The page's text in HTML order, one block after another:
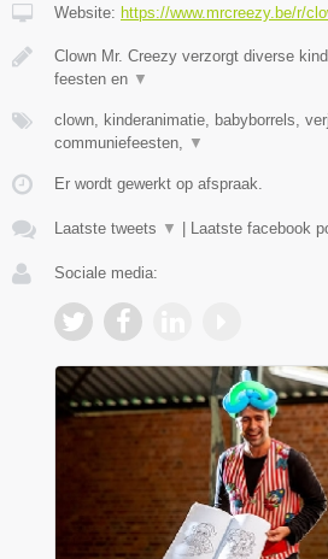
Website: https://www.mrcreezy.be/r/
Clown Mr. Creezy verzorgt diverse
feesten en ▼
clown, kinderanimatie, babyborrels,
communiefeesten, ▼
Er wordt gewerkt op afspraak.
Laatste tweets ▼ Laatste facebook
Sociale media: